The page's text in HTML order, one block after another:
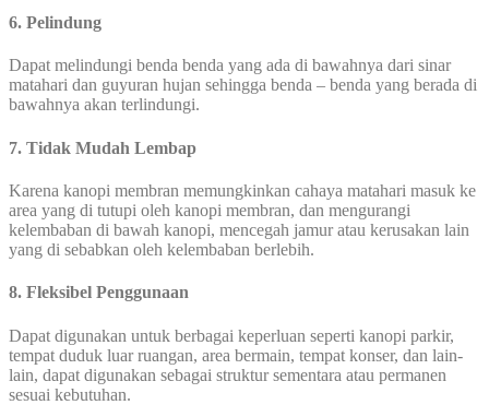
6. Pelindung
Dapat melindungi benda benda yang ada di bawahnya dari sinar
matahari dan guyuran hujan sehingga benda – benda yang berada di
bawahnya akan terlindungi.
7. Tidak Mudah Lembap
Karena kanopi membran memungkinkan cahaya matahari masuk ke
area yang di tutupi oleh kanopi membran, dan mengurangi
kelembaban di bawah kanopi, mencegah jamur atau kerusakan lain
yang di sebabkan oleh kelembaban berlebih.
8. Fleksibel Penggunaan
Dapat digunakan untuk berbagai keperluan seperti kanopi parkir,
tempat duduk luar ruangan, area bermain, tempat konser, dan lain-
lain, dapat digunakan sebagai struktur sementara atau permanen
sesuai kebutuhan.